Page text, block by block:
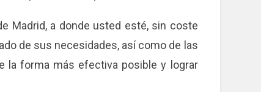
Madrid, a donde usted esté, sin coste
de sus necesidades, así como de las
la forma más efectiva posible y lograr